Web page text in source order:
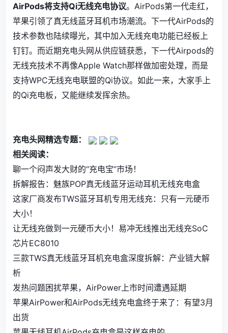
AirPods将支持Qi无线充电协议。AirPods第一代走红，
苹果引领了真无线蓝牙耳机市场潮流。下一代AirPods的
技术参数也陆续曝光，其中加入无线充电功能已经板上
钉钉。而近期充电头网从供应链获悉，下一代Airpods的
无线充技术不再像Apple Watch那样做加密处理，而是
支持WPC无线充电联盟的Qi协议。如此一来，大家手上
的Qi充电板，又能继续发挥余热。
充电头网精选专题：
相关阅读：
聊一个闷声发大财的“充电宝”市场！
拆解报告：魅族POP真无线蓝牙运动耳机无线充电盒
这家厂商发布TWS蓝牙耳机专用无线充：只有一元硬币
大小！
让无线充做到一元硬币大小！易冲无线推出无线充SoC
芯片EC8010
三款TWS真无线蓝牙耳机充电盒深度拆解：产业链大解
析
发热问题困扰苹果，AirPower上市时间遭遇延期
苹果AirPower和AirPods无线充电盒终于来了：有望3月
出货